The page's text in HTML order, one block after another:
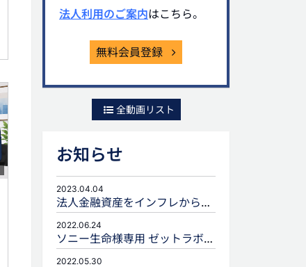
法人利用のご案内はこちら。
無料会員登録
全動画リスト
お知らせ
2023.04.04
法人金融資産をインフレから守るための生命保険活用
2022.06.24
ソニー生命様専用 ゼットラボforLIFEPLANNERのご案内
2022.05.30